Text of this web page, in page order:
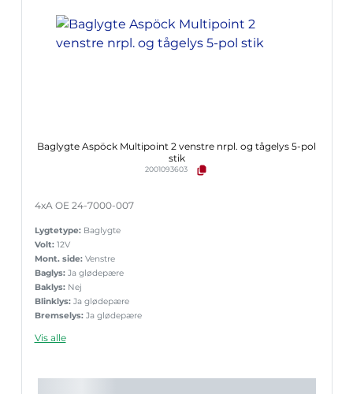
Baglygte Aspöck Multipoint 2 venstre nrpl. og tågelys 5-pol
stik
2001093603
4xA OE 24-7000-007
Lygtetype: Baglygte
Volt: 12V
Mont. side: Venstre
Baglys: Ja glødepære
Baklys: Nej
Blinklys: Ja glødepære
Bremselys: Ja glødepære
Reflekstrekant:
Vis alle